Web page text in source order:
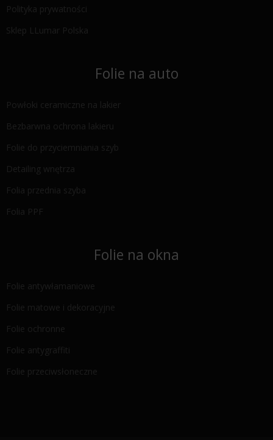
Polityka prywatności
Sklep LLumar Polska
Folie na auto
Powłoki ceramiczne na lakier
Bezbarwna ochrona lakieru
Folie do przyciemniania szyb
Detailing wnętrza
Folia przednia szyba
Folia PPF
Folie na okna
Folie antywłamaniowe
Folie matowe i dekoracyjne
Folie ochronne
Folie antygraffiti
Folie przeciwsłoneczne